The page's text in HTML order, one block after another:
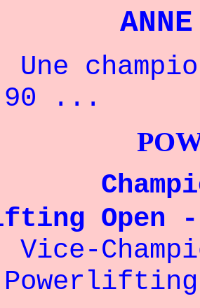
90 ...
Open